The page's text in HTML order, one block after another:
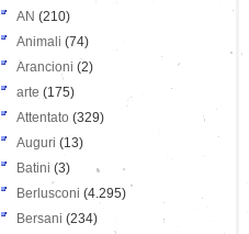
AN (210)
Animali (74)
Arancioni (2)
arte (175)
Attentato (329)
Auguri (13)
Batini (3)
Berlusconi (4.295)
Bersani (234)